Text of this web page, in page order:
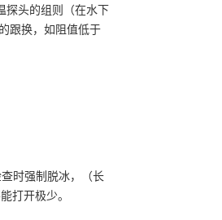
探头的组则（在水下
跟换，如阻值低于
时强制脱冰，（长
打开极少。